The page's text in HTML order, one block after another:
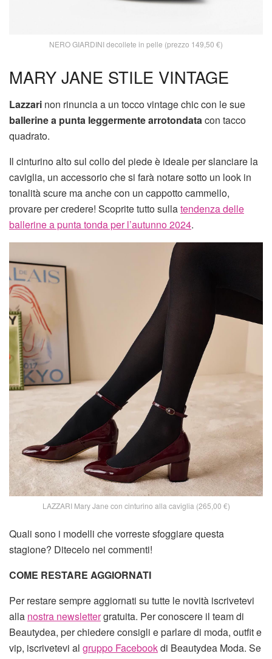
NERO GIARDINI decollete in pelle (prezzo 149,50 €)
MARY JANE STILE VINTAGE
Lazzari non rinuncia a un tocco vintage chic con le sue
ballerine a punta leggermente arrotondata con tacco
quadrato.
Il cinturino alto sul collo del piede è ideale per slanciare la
caviglia, un accessorio che si farà notare sotto un look in
tonalità scure ma anche con un cappotto cammello,
provare per credere! Scoprite tutto sullatendenza delle
ballerine a punta tonda per l’autunno 2024.
LAZZARI Mary Jane con cinturino alla caviglia (265,00 €)
Quali sono i modelli che vorreste sfoggiare questa
stagione? Ditecelo nei commenti!
COME RESTARE AGGIORNATI
Per restare sempre aggiornati su tutte le novità iscrivetevi
alla nostra newslettergratuita. Per conoscere il team di
Beautydea, per chiedere consigli e parlare di moda, outfit e
vip, iscrivetevi al gruppo Facebookdi Beautydea Moda. Se